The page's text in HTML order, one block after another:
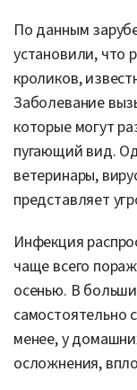
По данным
установили, что
кроликов,
Заболевание
которые могут
пугающий вид.
ветеринары,
представляет
Инфекция
чаще всего
осенью. В
самостоятельно
менее, у
осложнения,